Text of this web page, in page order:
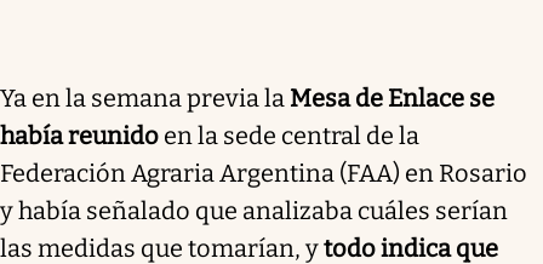
Ya en la semana previa la Mesa de Enlace se
había reunido en la sede central de la
Federación Agraria Argentina (FAA) en Rosario
y había señalado que analizaba cuáles serían
las medidas que tomarían, ytodo indica que